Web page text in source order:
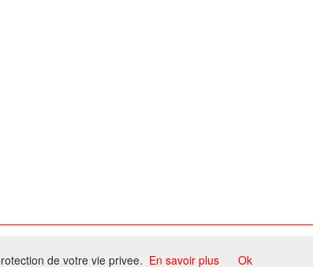
de votre vie privee. En savoir plus Ok